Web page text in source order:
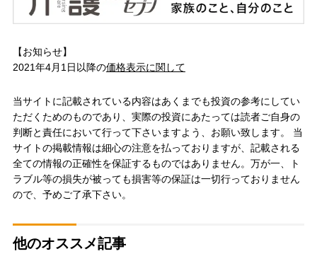
【お知らせ】
2021年4月1日以降の価格表示に関して
当サイトに記載されている内容はあくまでも投資の参考にしてい
ただくためのものであり、実際の投資にあたっては読者ご自身の
判断と責任において行って下さいますよう、お願い致します。 当
サイトの掲載情報は細心の注意を払っておりますが、記載される
全ての情報の正確性を保証するものではありません。万が一、ト
ラブル等の損失が被っても損害等の保証は一切行っておりません
ので、予めご了承下さい。
他のオススメ記事